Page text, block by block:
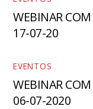
WEBINAR COM
17-07-20
EVENTOS
WEBINAR
06-07-2020